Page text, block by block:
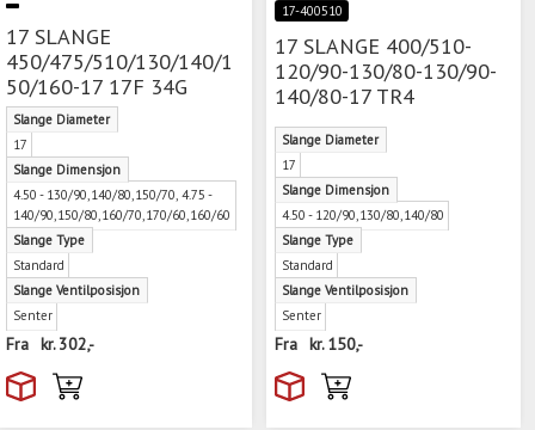
17 SLANGE
450/475/510/130/140/1
50/160-17 17F 34G
Slange Diameter
17
Slange Dimensjon
4.50 - 130/90,140/80,150/70, 4.75 -
140/90,150/80,160/70,170/60,160/60
Slange Type
Standard
Slange Ventilposisjon
Senter
Fra kr.302,-
17-400510
17 SLANGE 400/510-
120/90-130/80-130/90-
140/80-17 TR4
Slange Diameter
17
Slange Dimensjon
4.50 - 120/90,130/80,140/80
Slange Type
Standard
Slange Ventilposisjon
Senter
Fra kr.150,-